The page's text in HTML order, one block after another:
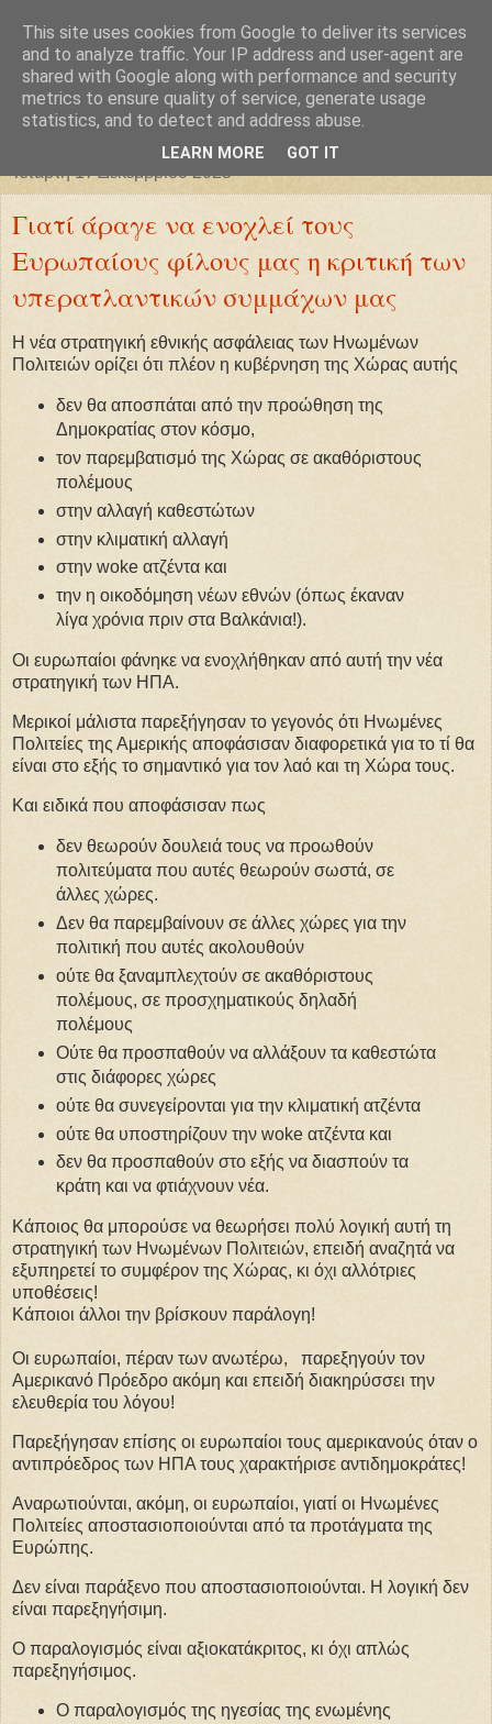
Φιλαρέτη
"ἄγει πρός φῶς τήν ἀλήθειαν χρόνος" -- Μένανδρος
Τετάρτη 17 Δεκεμβρίου 2025
Γιατί άραγε να ενοχλεί τους
Ευρωπαίους φίλους μας η κριτική των
υπερατλαντικών συμμάχων μας
Η νέα στρατηγική εθνικής ασφάλειας των Ηνωμένων
Πολιτειών ορίζει ότι πλέον η κυβέρνηση της Χώρας αυτής
δεν θα αποσπάται από την προώθηση της
Δημοκρατίας στον κόσμο,
τον παρεμβατισμό της Χώρας σε ακαθόριστους
πολέμους
στην αλλαγή καθεστώτων
στην κλιματική αλλαγή
στην woke ατζέντα και
την η οικοδόμηση νέων εθνών (όπως έκαναν
λίγα χρόνια πριν στα Βαλκάνια!).
Οι ευρωπαίοι φάνηκε να ενοχλήθηκαν από αυτή την νέα
στρατηγική των ΗΠΑ.
Μερικοί μάλιστα παρεξήγησαν το γεγονός ότι Ηνωμένες
Πολιτείες της Αμερικής αποφάσισαν διαφορετικά για το τί θα
είναι στο εξής το σημαντικό για τον λαό και τη Χώρα τους.
Και ειδικά που αποφάσισαν πως
δεν θεωρούν δουλειά τους να προωθούν
πολιτεύματα που αυτές θεωρούν σωστά, σε
άλλες χώρες.
Δεν θα παρεμβαίνουν σε άλλες χώρες για την
πολιτική που αυτές ακολουθούν
ούτε θα ξαναμπλεχτούν σε ακαθόριστους
πολέμους, σε προσχηματικούς δηλαδή
πολέμους
Ούτε θα προσπαθούν να αλλάξουν τα καθεστώτα
στις διάφορες χώρες
ούτε θα συνεγείρονται για την κλιματική ατζέντα
ούτε θα υποστηρίζουν την woke ατζέντα και
δεν θα προσπαθούν στο εξής να διασπούν τα
κράτη και να φτιάχνουν νέα.
Κάποιος θα μπορούσε να θεωρήσει πολύ λογική αυτή τη
στρατηγική των Ηνωμένων Πολιτειών, επειδή αναζητά να
εξυπηρετεί το συμφέρον της Χώρας, κι όχι αλλότριες
υποθέσεις!
Κάποιοι άλλοι την βρίσκουν παράλογη!
Οι ευρωπαίοι, πέραν των ανωτέρω, παρεξηγούν τον
Αμερικανό Πρόεδρο ακόμη και επειδή διακηρύσσει την
ελευθερία του λόγου!
Παρεξήγησαν επίσης οι ευρωπαίοι τους αμερικανούς όταν ο
αντιπρόεδρος των ΗΠΑ τους χαρακτήρισε αντιδημοκράτες!
Αναρωτιούνται, ακόμη, οι ευρωπαίοι, γιατί οι Ηνωμένες
Πολιτείες αποστασιοποιούνται από τα προτάγματα της
Ευρώπης.
Δεν είναι παράξενο που αποστασιοποιούνται. Η λογική δεν
είναι παρεξηγήσιμη.
Ο παραλογισμός είναι αξιοκατάκριτος, κι όχι απλώς
παρεξηγήσιμος.
Ο παραλογισμός της ηγεσίας της ενωμένης
This site uses cookies from Google to deliver its services
and to analyze traffic. Your IP address and user-agent are
shared with Google along with performance and security
metrics to ensure quality of service, generate usage
statistics, and to detect and address abuse.
LEARN MORE GOT IT